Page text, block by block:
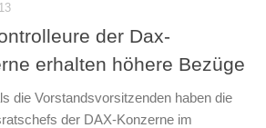
der Dax-
erhalten höhere Bezüge
die Vorstandsvorsitzenden haben die
der DAX-Konzerne im